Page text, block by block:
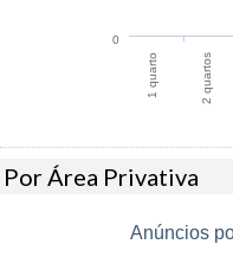
1 quarto 2 quartos
0
Por Área Privativa
Anúncios